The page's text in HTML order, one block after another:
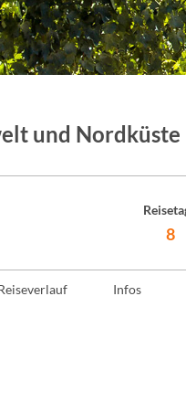
und Nordküste
8
Infos